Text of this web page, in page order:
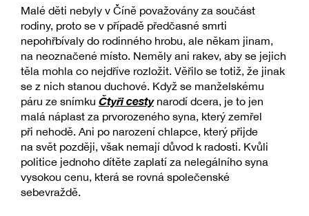
Malé děti nebyly v Číně považovány za součást
rodiny, proto se v případě předčasné smrti
nepohřbívaly do rodinného hrobu, ale někam jinam,
na neoznačené místo. Neměly ani rakev, aby se jejich
těla mohla co nejdříve rozložit. Věřilo se totiž, že jinak
se z nich stanou duchové. Když se manželskému
páru ze snímku Čtyři cestynarodí dcera, je to jen
malá náplast za prvorozeného syna, který zemřel
při nehodě. Ani po narození chlapce, který přijde
na svět později, však nemají důvod k radosti. Kvůli
politice jednoho dítěte zaplatí za nelegálního syna
vysokou cenu, která se rovná společenské
sebevraždě.